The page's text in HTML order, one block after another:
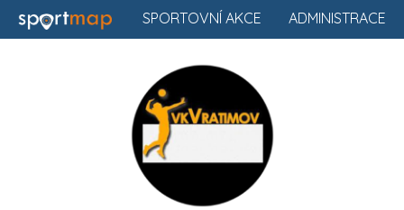
ADMINISTRACE
SPORTOVNÍ AKCE